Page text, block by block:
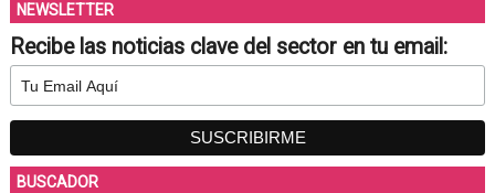
NEWSLETTER
Recibe las noticias clave del sector en tu email:
BUSCADOR